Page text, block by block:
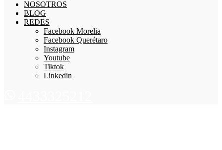
NOSOTROS
BLOG
REDES
Facebook Morelia
Facebook Querétaro
Instagram
Youtube
Tiktok
Linkedin